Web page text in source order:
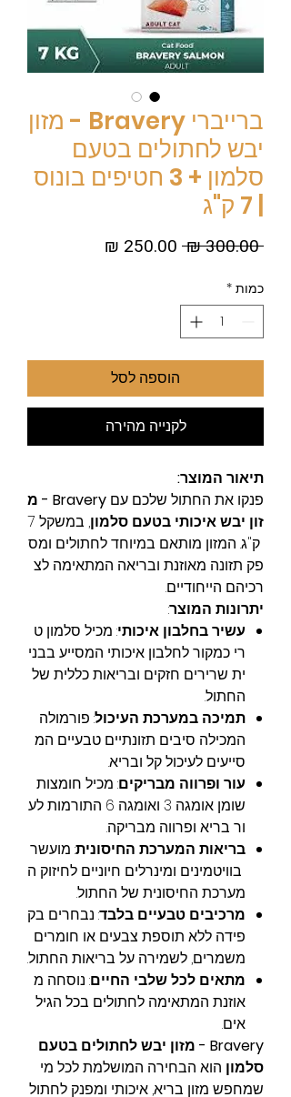
ברייברי Bravery - מזון
יבש לחתולים בטעם
סלמון + 3 חטיפים בונוס
‏300.00 ‏₪
מחיר
כמות *
הוספה לסל
לקנייה מהירה
תיאור המוצר:
פנקו את החתול שלכם עם
Bravery - מ
זון יבש איכותי בטעם סלמון
, במשקל 7
ק"ג. המזון מותאם במיוחד לחתולים ומס
פק תזונה מאוזנת ובריאה המתאימה לצ
רכיהם הייחודיים.
יתרונות המוצר:
עשיר בחלבון איכותי: מכיל סלמון ט
רי כמקור לחלבון איכותי המסייע בבני
ית שרירים חזקים ובריאות כללית של
החתול.
תמיכה במערכת העיכול: פורמולה
המכילה סיבים תזונתיים טבעיים המ
סייעים לעיכול קל ובריא.
עור ופרווה מבריקים: מכיל חומצות
שומן אומגה 3 ואומגה 6 התורמות לע
ור בריא ופרווה מבריקה.
בריאות המערכת החיסונית: מועשר
בוויטמינים ומינרלים חיוניים לחיזוק ה
מערכת החיסונית של החתול.
מרכיבים טבעיים בלבד: נבחרים בק
פידה ללא תוספת צבעים או חומרים
משמרים, לשמירה על בריאות החתול.
מתאים לכל שלבי החיים: נוסחה מ
אוזנת המתאימה לחתולים בכל הגיל
אים.
Bravery - מזון יבש לחתולים בטעם
סלמון הוא הבחירה המושלמת לכל מי
שמחפש מזון בריא, איכותי ומפנק לחתול